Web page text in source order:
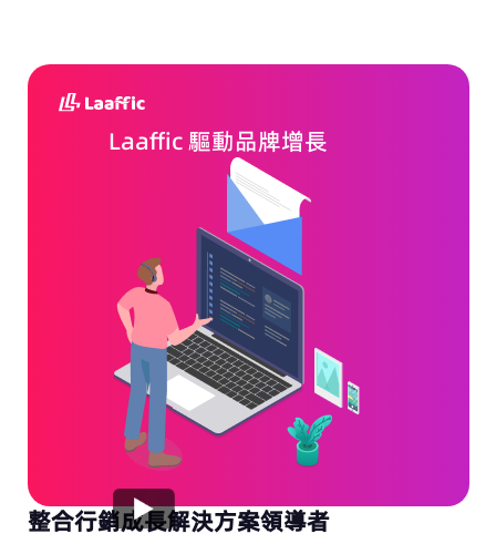
Laaffic 驅動品牌增長
整合行銷成長解決方案領導者